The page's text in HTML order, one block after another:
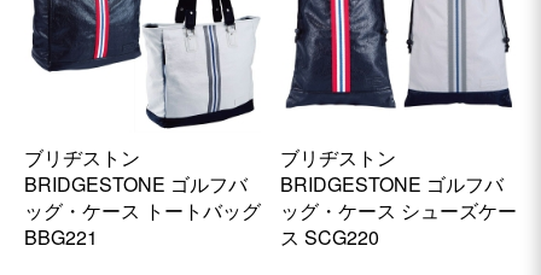
ブリヂストン
BRIDGESTONE ゴルフバ
ッグ・ケース トートバッグ
BBG221
ブリヂストン
BRIDGESTONE ゴルフバ
ッグ・ケース シューズケー
ス SCG220